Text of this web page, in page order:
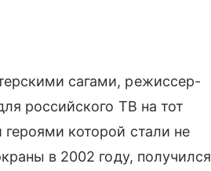
сагами, режиссер-
российского ТВ на тот
которой стали не
в 2002 году, получился